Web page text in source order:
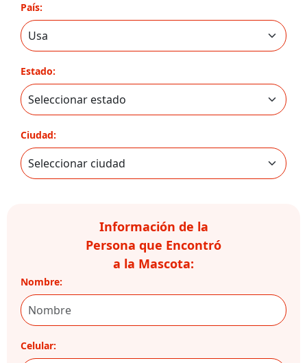
País:
Estado:
Ciudad:
Información de la
Persona que Encontró
a la Mascota:
Nombre:
Celular: